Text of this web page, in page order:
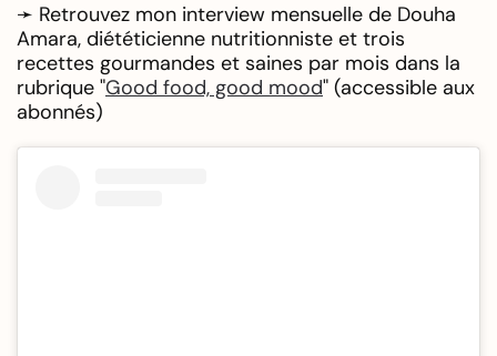
➛ Retrouvez mon interview mensuelle de Douha
Amara, diététicienne nutritionniste et trois
recettes gourmandes et saines par mois dans la
rubrique "Good food, good mood" (accessible aux
abonnés)